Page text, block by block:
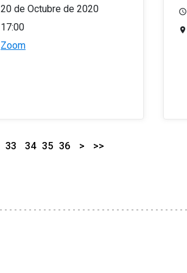
20 de Octubre de 2020
17:00
Zoom
33 34 35 36 > >>